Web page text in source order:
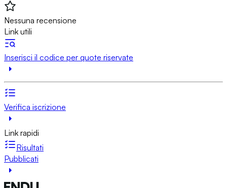
Nessuna recensione
Link utili
Inserisci il codice per quote riservate
Verifica iscrizione
Link rapidi
Risultati
Pubblicati